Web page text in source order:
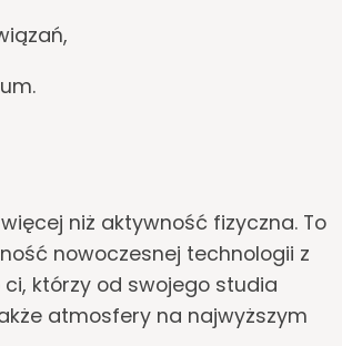
więcej niż aktywność fizyczna. To
nowoczesnej technologii z
którzy od swojego studia
atmosfery na najwyższym